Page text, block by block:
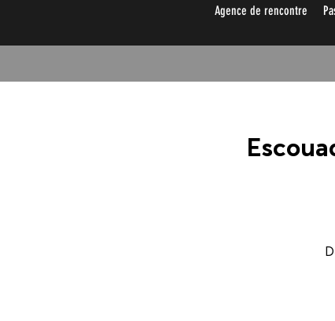
Agence de rencontre